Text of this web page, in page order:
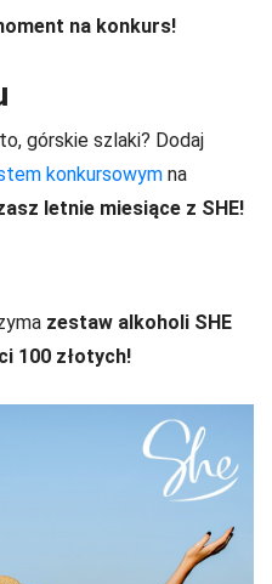
na konkurs!
górskie szlaki? Dodaj
konkursowym na
letnie miesiące z SHE!
zestaw alkoholi SHE
100 złotych!